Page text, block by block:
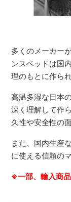
多くのメーカー
ンスベッドは国
理のもとに作ら
高温多湿な日本
深く理解して作
久性や安全性の
また、国内生産
に使える信頼の
※一部、輸入商品